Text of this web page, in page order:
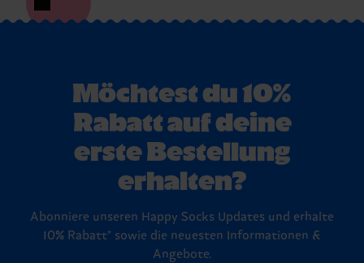
Möchtest du 10%
Rabatt auf deine
erste Bestellung
erhalten?
Abonniere unseren Happy Socks Updates und erhalte
10% Rabatt* sowie die neuesten Informationen &
Angebote.